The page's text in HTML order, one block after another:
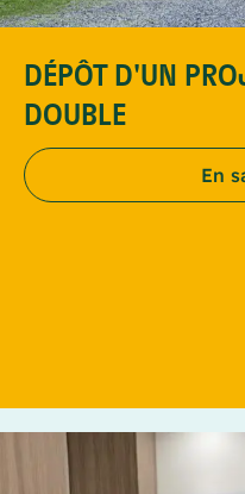
DÉPÔT D'UN
DOUBLE
En